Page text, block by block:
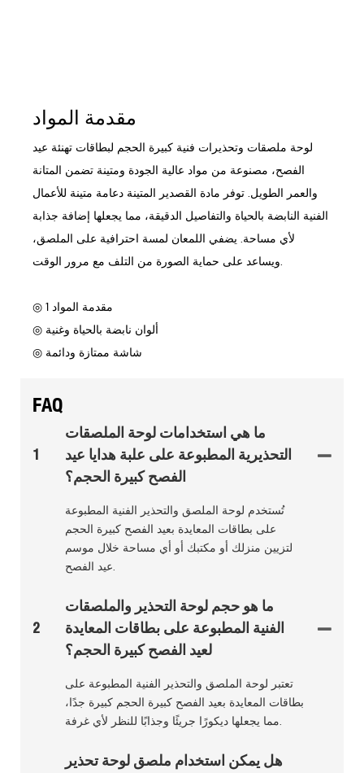
مقدمة المواد
لوحة ملصقات وتحذيرات فنية كبيرة الحجم لبطاقات تهنئة عيد
الفصح، مصنوعة من مواد عالية الجودة ومتينة تضمن المتانة
والعمر الطويل. توفر مادة القصدير المتينة دعامة متينة للأعمال
الفنية النابضة بالحياة والتفاصيل الدقيقة، مما يجعلها إضافة جذابة
لأي مساحة. يضفي اللمعان لمسة احترافية على الملصق،
ويساعد على حماية الصورة من التلف مع مرور الوقت.
◎ مقدمة المواد 1
◎ ألوان نابضة بالحياة وغنية
◎ شاشة ممتازة ودائمة
FAQ
1
ما هي استخدامات لوحة الملصقات
التحذيرية المطبوعة على علبة هدايا عيد
الفصح كبيرة الحجم؟
تُستخدم لوحة الملصق والتحذير الفنية المطبوعة
على بطاقات المعايدة بعيد الفصح كبيرة الحجم
لتزيين منزلك أو مكتبك أو أي مساحة خلال موسم
عيد الفصح.
2
ما هو حجم لوحة التحذير والملصقات
الفنية المطبوعة على بطاقات المعايدة
لعيد الفصح كبيرة الحجم؟
تعتبر لوحة الملصق والتحذير الفنية المطبوعة على
بطاقات المعايدة بعيد الفصح كبيرة الحجم كبيرة جدًا،
مما يجعلها ديكورًا جريئًا وجذابًا للنظر لأي غرفة.
هل يمكن استخدام ملصق لوحة تحذير